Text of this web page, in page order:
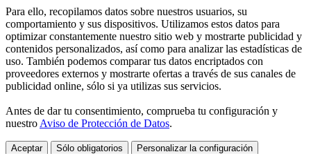
Para ello, recopilamos datos sobre nuestros usuarios, su
comportamiento y sus dispositivos. Utilizamos estos datos para
optimizar constantemente nuestro sitio web y mostrarte publicidad y
contenidos personalizados, así como para analizar las estadísticas de
uso. También podemos comparar tus datos encriptados con
proveedores externos y mostrarte ofertas a través de sus canales de
publicidad online, sólo si ya utilizas sus servicios.
Antes de dar tu consentimiento, comprueba tu configuración y
nuestro Aviso de Protección de Datos.
Aceptar Sólo obligatorios Personalizar la configuración